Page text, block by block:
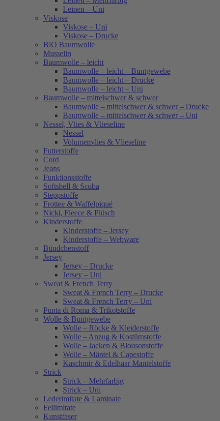
Leinen – Uni
Viskose
Viskose – Uni
Viskose – Drucke
BIO Baumwolle
Musselin
Baumwolle – leicht
Baumwolle – leicht – Buntgewebe
Baumwolle – leicht – Drucke
Baumwolle – leicht – Uni
Baumwolle – mittelschwer & schwer
Baumwolle – mittelschwer & schwer – Drucke
Baumwolle – mittelschwer & schwer – Uni
Nessel, Vlies & Vlieseline
Nessel
Volumenvlies & Vlieseline
Futterstoffe
Cord
Jeans
Funktionsstoffe
Softshell & Scuba
Steppstoffe
Frottee & Waffelpiqué
Nicki, Fleece & Plüsch
Kinderstoffe
Kinderstoffe – Jersey
Kinderstoffe – Webware
Bündchenstoff
Jersey
Jersey – Drucke
Jersey – Uni
Sweat & French Terry
Sweat & French Terry – Drucke
Sweat & French Terry – Uni
Punta di Roma & Trikotstoffe
Wolle & Buntgewebe
Wolle – Röcke & Kleiderstoffe
Wolle – Anzug & Kostümstoffe
Wolle – Jacken & Blousonstoffe
Wolle – Mäntel & Capestoffe
Kaschmir & Edelhaar Mantelstoffe
Strick
Strick – Mehrfarbig
Strick – Uni
Lederimitate & Laminate
Fellimitate
Kunstfaser